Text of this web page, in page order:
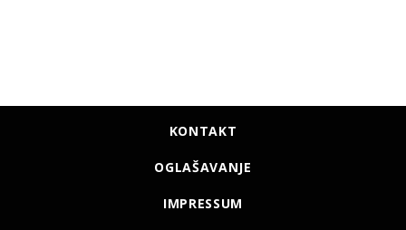
KONTAKT
OGLAŠAVANJE
IMPRESSUM